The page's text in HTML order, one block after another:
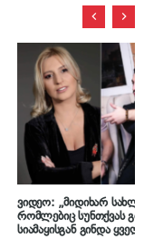
ვიდეო: „მიდიხარ
რომლებიც სუნთქვას
სიამაყისგან გინდა